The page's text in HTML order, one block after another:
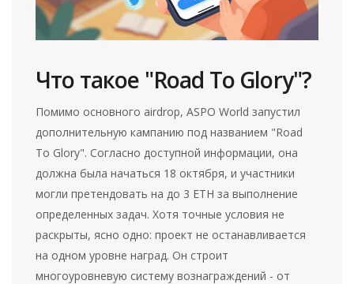
Что такое "Road To Glory"?
Помимо основного airdrop, ASPO World запустил
дополнительную кампанию под названием "Road
To Glory". Согласно доступной информации, она
должна была начаться 18 октября, и участники
могли претендовать на до 3 ETH за выполнение
определенных задач. Хотя точные условия не
раскрыты, ясно одно: проект не останавливается
на одном уровне наград. Он строит
многоуровневую систему вознаграждений - от